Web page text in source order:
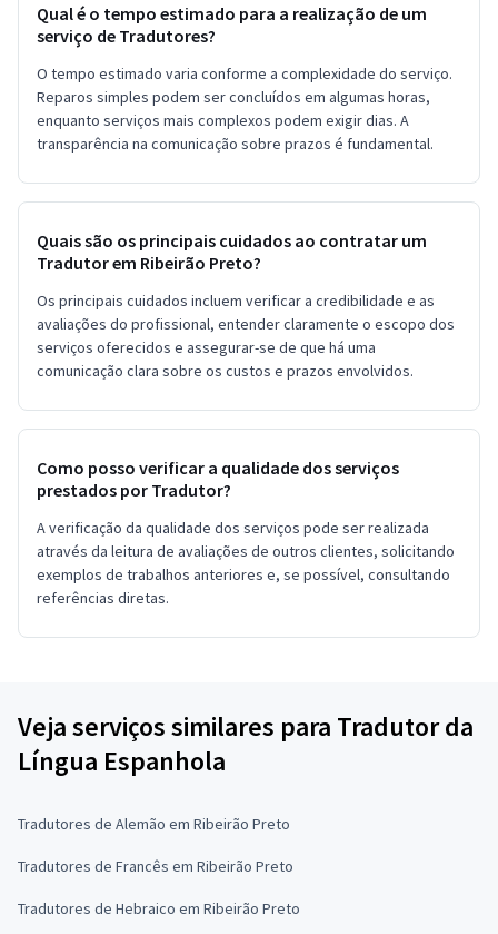
Qual é o tempo estimado para a realização de um
serviço de Tradutores?
O tempo estimado varia conforme a complexidade do serviço.
Reparos simples podem ser concluídos em algumas horas,
enquanto serviços mais complexos podem exigir dias. A
transparência na comunicação sobre prazos é fundamental.
Quais são os principais cuidados ao contratar um
Tradutor em Ribeirão Preto?
Os principais cuidados incluem verificar a credibilidade e as
avaliações do profissional, entender claramente o escopo dos
serviços oferecidos e assegurar-se de que há uma
comunicação clara sobre os custos e prazos envolvidos.
Como posso verificar a qualidade dos serviços
prestados por Tradutor?
A verificação da qualidade dos serviços pode ser realizada
através da leitura de avaliações de outros clientes, solicitando
exemplos de trabalhos anteriores e, se possível, consultando
referências diretas.
Veja serviços similares para Tradutor da
Língua Espanhola
Tradutores de Alemão em Ribeirão Preto
Tradutores de Francês em Ribeirão Preto
Tradutores de Hebraico em Ribeirão Preto